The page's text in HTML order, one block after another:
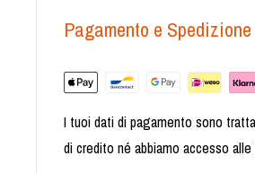
Pagamento e Spedizione
I tuoi dati di pagamento sono
di credito né abbiamo accesso